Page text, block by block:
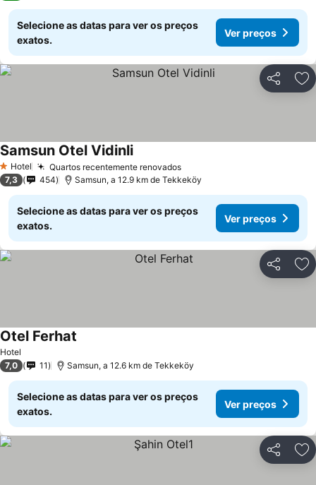
Selecione as datas para ver os preços
exatos.
Ver preços
Partilhar
1 Estrelas
Hotel Quartos recentemente renovados
Samsun Otel Vidinli
7,3 454 Samsun, a 12.9 km de Tekkeköy
Selecione as datas para ver os preços
exatos.
Ver preços
Partilhar
Hotel
Otel Ferhat
7,0 11 Samsun, a 12.6 km de Tekkeköy
Selecione as datas para ver os preços
exatos.
Ver preços
Partilhar